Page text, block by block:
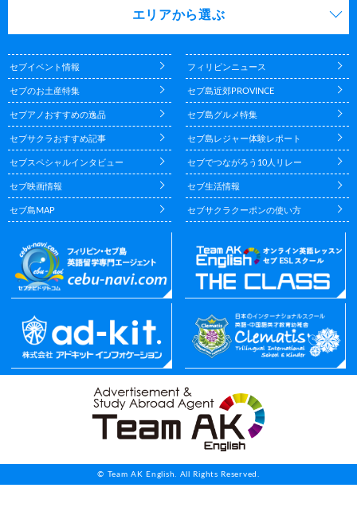
エリアから選ぶ
セブイベント情報 フィリピンニュース
セブのお土産特集 セブ島近郊PROVINCE
セブアノおすすめの逸品 セブ島グルメ特集
セブサクラおすすめ記事 セブ島レジャー体験レポート
セブスペシャルインタビュー セブでつながろう10人リレー
セブ映画情報 セブ生活情報
セブ島MAP セブサクラクーポンの使い方
© Team AK English. All Rights Reserved.